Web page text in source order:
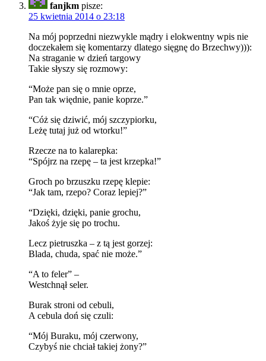
fanjkm pisze:
25 kwietnia 2014 o 23:18
Na mój poprzedni niezwykle mądry i elokwentny wpis nie
doczekałem się komentarzy dlatego sięgnę do Brzechwy))):
Na straganie w dzień targowy
Takie słyszy się rozmowy:
“Może pan się o mnie oprze,
Pan tak więdnie, panie koprze.”
“Cóż się dziwić, mój szczypiorku,
Leżę tutaj już od wtorku!”
Rzecze na to kalarepka:
“Spójrz na rzepę – ta jest krzepka!”
Groch po brzuszku rzepę klepie:
“Jak tam, rzepo? Coraz lepiej?”
“Dzięki, dzięki, panie grochu,
Jakoś żyje się po trochu.
Lecz pietruszka – z tą jest gorzej:
Blada, chuda, spać nie może.”
“A to feler” –
Westchnął seler.
Burak stroni od cebuli,
A cebula doń się czuli:
“Mój Buraku, mój czerwony,
Czybyś nie chciał takiej żony?”